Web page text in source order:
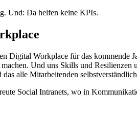
Und: Da helfen keine KPIs.
Digital Workplace für das
Und uns Skills und
alle Mitarbeitenden
Social Intranets, wo in